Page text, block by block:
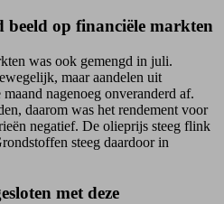
beeld op financiële markten
was ook gemengd in juli.
maar aandelen uit
nagenoeg onveranderd af.
daarom was het rendement voor
negatief. De olieprijs steeg flink
steeg daardoor in
met deze